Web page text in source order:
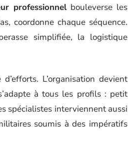
professionnelbouleverse les
coordonne chaque séquence.
simplifiée, la logistique
L’organisation devient
à tous les profils : petit
spécialistes interviennent aussi
soumis à des impératifs